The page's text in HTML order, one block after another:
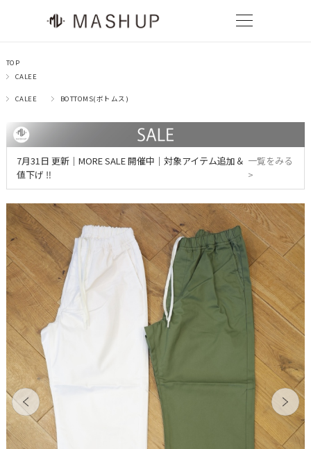
TOP
CALEE
CALEE BOTTOMS(ボトムス)
7月31日 更新｜MORE SALE 開催中｜対象アイテム追加＆
値下げ ‼
一覧をみる
>